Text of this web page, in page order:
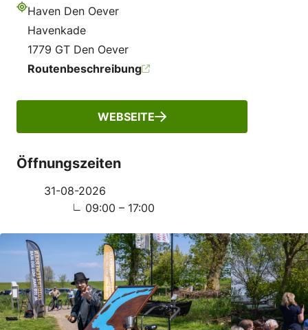
Haven Den Oever
Havenkade
1779 GT Den Oever
Routenbeschreibung
WEBSEITE
Öffnungszeiten
31-08-2026
09:00 – 17:00